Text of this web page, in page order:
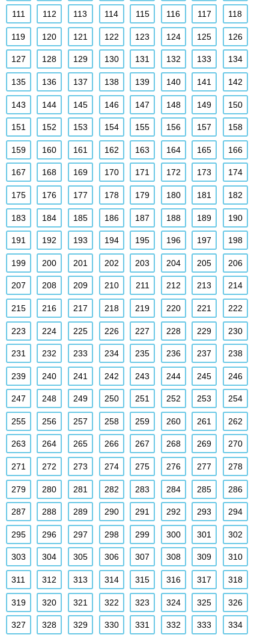
111 112 113 114 115 116 117 118
119 120 121 122 123 124 125 126
127 128 129 130 131 132 133 134
135 136 137 138 139 140 141 142
143 144 145 146 147 148 149 150
151 152 153 154 155 156 157 158
159 160 161 162 163 164 165 166
167 168 169 170 171 172 173 174
175 176 177 178 179 180 181 182
183 184 185 186 187 188 189 190
191 192 193 194 195 196 197 198
199 200 201 202 203 204 205 206
207 208 209 210 211 212 213 214
215 216 217 218 219 220 221 222
223 224 225 226 227 228 229 230
231 232 233 234 235 236 237 238
239 240 241 242 243 244 245 246
247 248 249 250 251 252 253 254
255 256 257 258 259 260 261 262
263 264 265 266 267 268 269 270
271 272 273 274 275 276 277 278
279 280 281 282 283 284 285 286
287 288 289 290 291 292 293 294
295 296 297 298 299 300 301 302
303 304 305 306 307 308 309 310
311 312 313 314 315 316 317 318
319 320 321 322 323 324 325 326
327 328 329 330 331 332 333 334